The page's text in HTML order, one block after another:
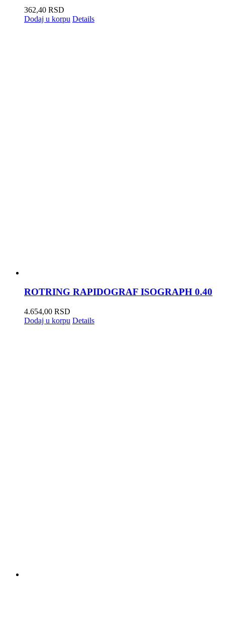
362,40 RSD
Dodaj u korpu Details
ROTRING RAPIDOGRAF ISOGRAPH 0.40
4.654,00 RSD
Dodaj u korpu Details